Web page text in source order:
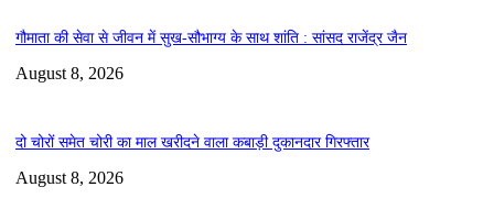
गौमाता की सेवा से जीवन में सुख-सौभाग्य के साथ शांति : सांसद राजेंद्र जैन
August 8, 2026
दो चोरों समेत चोरी का माल खरीदने वाला कबाड़ी दुकानदार गिरफ्तार
August 8, 2026